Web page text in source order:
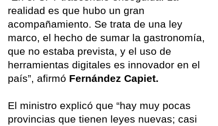
realidad es que hubo un gran
acompañamiento. Se trata de una ley
marco, el hecho de sumar la gastronomía,
que no estaba prevista, y el uso de
herramientas digitales es innovador en el
país”, afirmó Fernández Capiet.
El ministro explicó que “hay muy pocas
provincias que tienen leyes nuevas; casi